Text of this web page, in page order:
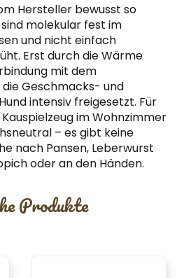
Hersteller bewusst so
molekular fest im
und nicht einfach
Erst durch die Wärme
mit dem
Geschmacks- und
intensiv freigesetzt. Für
im Wohnzimmer
– es gibt keine
nach Pansen, Leberwurst
oder an den Händen.
Produkte